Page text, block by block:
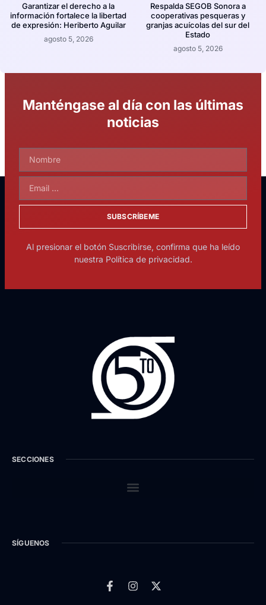
Garantizar el derecho a la
información fortalece la libertad
de expresión: Heriberto Aguilar
agosto 5, 2026
Respalda SEGOB Sonora a
cooperativas pesqueras y
granjas acuícolas del sur del
Estado
agosto 5, 2026
Manténgase al día con las últimas
noticias
SUBSCRÍBEME
Al presionar el botón Suscribirse, confirma que ha leído
nuestra Política de privacidad.
SECCIONES
SÍGUENOS